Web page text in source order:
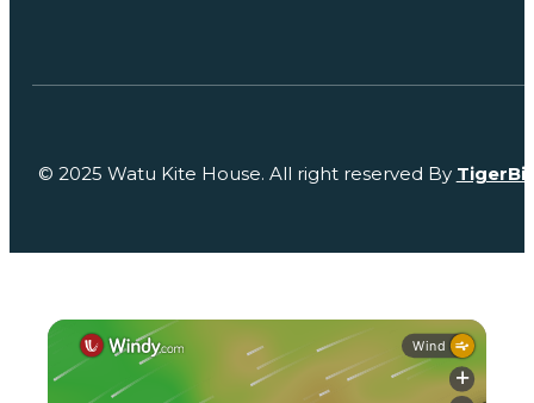
© 2025 Watu Kite House. All right reserved By